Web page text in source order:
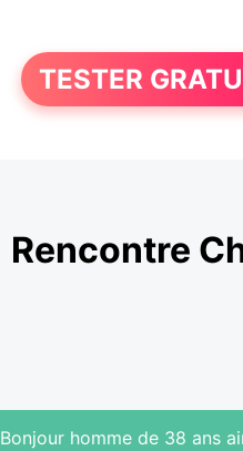
TESTER
Rencontre
Bonjour homme de 38 ans